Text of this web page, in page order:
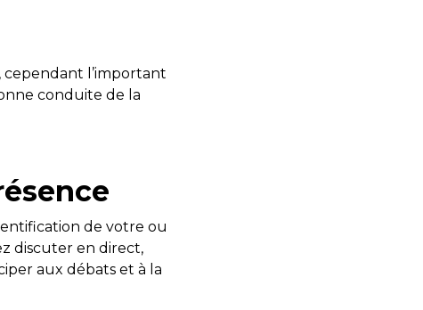
l’important
conduite de la
de votre ou
discuter en direct,
aux débats et à la